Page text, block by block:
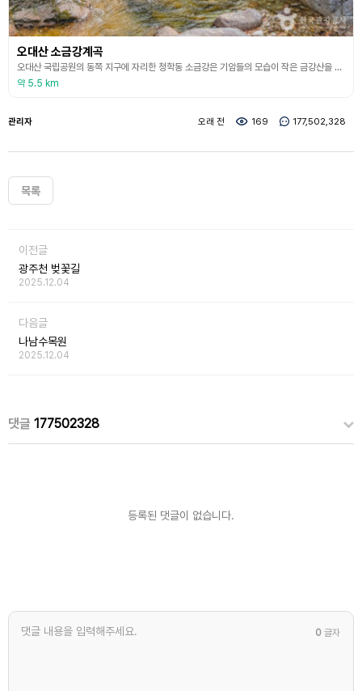
오대산 소금강계곡
오대산 국립공원의 동쪽 지구에 자리한 청학동 소금강은 기암들의 모습이 작은 금강산을 보는 듯하다고 하여 소금강이라 부르게 되었다. 또 학이 날개를 펴는 형상을 했다고 일명 청학산이라고도 불린다. 해발 1,470m인 황병산을 주봉으로 노인봉, 좌측의 매봉이 학의 날개를 펴는 듯한 형상의 산세를 이룬다. 소금강의 울창한 숲 사이로 기암의 수려함을 드러내어 찾는 이로 하여금 한눈에 빨려 들게 한다. 무릉계곡 첫 구비에서부터 40여 리에 걸쳐있는 계곡에는 무릉
약 5.5 km
관리자 오래 전 169 177,502,328
목록
이전글
광주천 벚꽃길
2025.12.04
다음글
나남수목원
2025.12.04
댓글 177502328
등록된 댓글이 없습니다.
0 글자